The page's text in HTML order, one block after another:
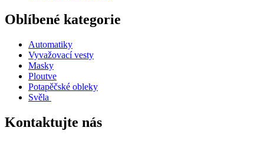
Oblíbené kategorie
Automatiky
Vyvažovací vesty
Masky
Ploutve
Potapěčské obleky
Svěla
Kontaktujte nás